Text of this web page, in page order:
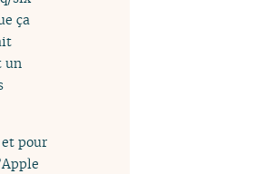
ça
un
pour